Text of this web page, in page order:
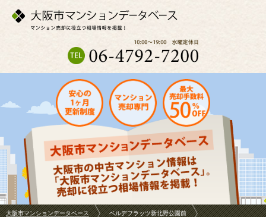
大阪市マンションデータベース ベルデフラッツ新北野公園前